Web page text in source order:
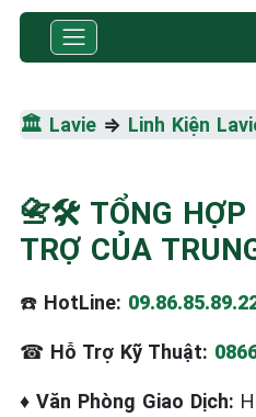
🏛️ Lavie ⇒ Linh Kiện
📇🛠️ TỔNG HỢP
TRỢ CỦA
☎️ HotLine:
☎ Hỗ Trợ Kỹ Thuật:
♦ Văn Phòng Giao Dịch: